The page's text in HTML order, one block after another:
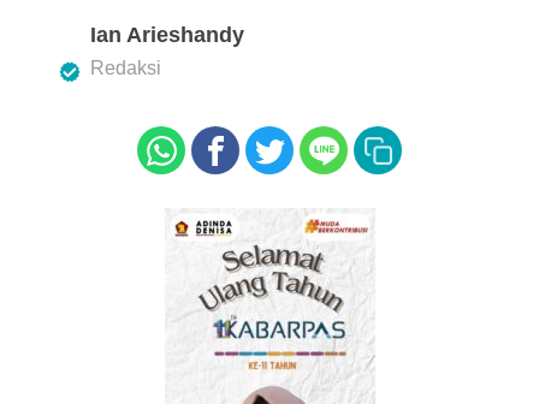
e
tt
er
at
s
p
p
Ian Arieshandy
Redaksi